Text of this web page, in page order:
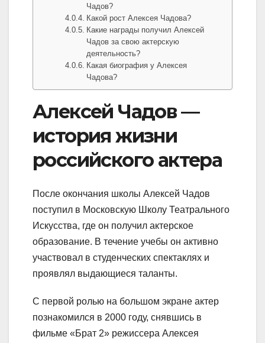
Чадов?
Какой рост Алексея Чадова?
Какие награды получил Алексей
Чадов за свою актерскую
деятельность?
Какая биография у Алексея
Чадова?
Алексей Чадов —
история жизни
российского актера
После окончания школы Алексей Чадов
поступил в Московскую Школу Театрального
Искусства, где он получил актерское
образование. В течение учебы он активно
участвовал в студенческих спектаклях и
проявлял выдающиеся таланты.
С первой ролью на большом экране актер
познакомился в 2000 году, снявшись в
фильме «Брат 2» режиссера Алексея